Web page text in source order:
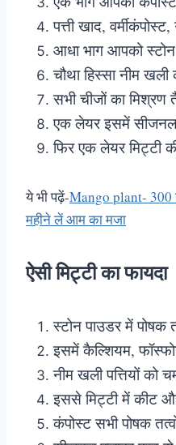
पत्ती खाद,
आधा भाग आपको
चौथा हिस्सा नीम खली
सभी चीजों का मिश्रण
एक लेयर इसमें
फिर एक लेयर मिट्टी
ये भी पढ़ें-Mango plant- 300
महीने लें आम का मजा
ऐसी मिट्टी का फायदा
स्टोन पाउडर में पोषक
इसमें कैल्शियम,
नीम खली पत्तियों को
इससे मिट्टी में कीट और
कंपोस्ट सभी पोषक